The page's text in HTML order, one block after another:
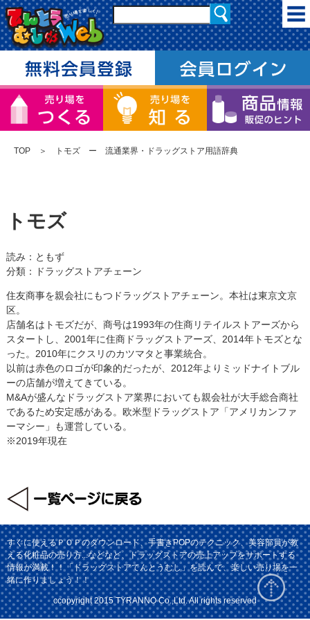
TOP ＞ トモズ ー 流通業界・ドラッグストア用語辞典
トモズ
読み：ともず
分類：ドラッグストアチェーン
住友商事を親会社にもつドラッグストアチェーン。本社は東京文京
区。
店舗名はトモズだが、商号は1993年の住商リテイルストアーズから
スタートし、2001年に住商ドラッグストアーズ、2014年トモズとな
った。2010年にクスリのカツマタと事業統合。
以前は赤色のロゴが印象的だったが、2012年よりミッドナイトブル
ーの店舗が増えてきている。
M&Aが盛んなドラッグストア業界においても親会社が大手総合商社
であるため安定感がある。欧米型ドラッグストア「アメリカンファ
ーマシー」も運営している。
※2019年現在
すぐに使えるＰＯＰのダウンロード、手書きPOPのテクニック、美容部員が教
える化粧品の売り方...などなど、ドラッグストアの売上アップをサポートする
情報が満載！！「ドラッグストアてんとうむし」を読んで、楽しい売り場を一
緒に作りましょう！！
ccopyright 2015 TYRANNO Co.,Ltd. All rights reserved